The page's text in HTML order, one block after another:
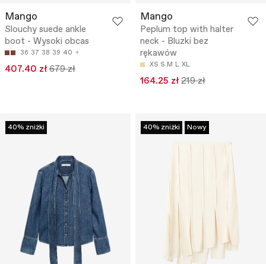
Mango
Slouchy suede ankle
boot - Wysoki obcas
36 37 38 39 40
407.40 zł 679 zł
Mango
Peplum top with halter
neck - Bluzki bez
rękawów
XS S M L XL
164.25 zł 219 zł
40% zniżki 40% zniżki Nowy